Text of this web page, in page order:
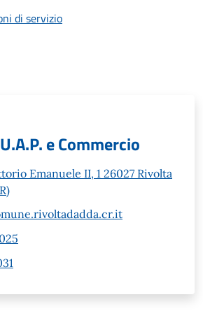
di servizio
e Commercio
Emanuele II, 1 26027 Rivolta